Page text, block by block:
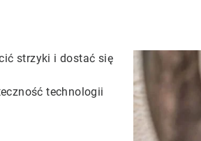
strzyki i dostać się
technologii